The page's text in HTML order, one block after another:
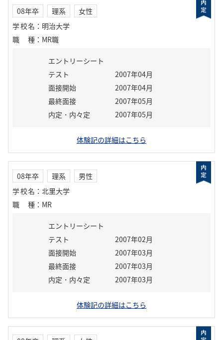
08年卒 理系
女性
学校名 ： 明治大学
職種 ： MR職
エントリーシート
テスト
2007年04月
面接開始
2007年04月
最終面接
2007年05月
内定・内々定
2007年05月
体験記の詳細はこちら
08年卒 理系
男性
学校名 ： 北里大学
職種 ： MR
エントリーシート
テスト
2007年02月
面接開始
2007年03月
最終面接
2007年03月
内定・内々定
2007年03月
体験記の詳細はこちら